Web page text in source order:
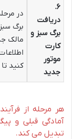
۶.
دریافت
برگ سبز و
کارت
موتور
جدید
در
برگ
مالک
کنید
هر مرحله از
آمادگی قبلی و
تبدیل می کند.